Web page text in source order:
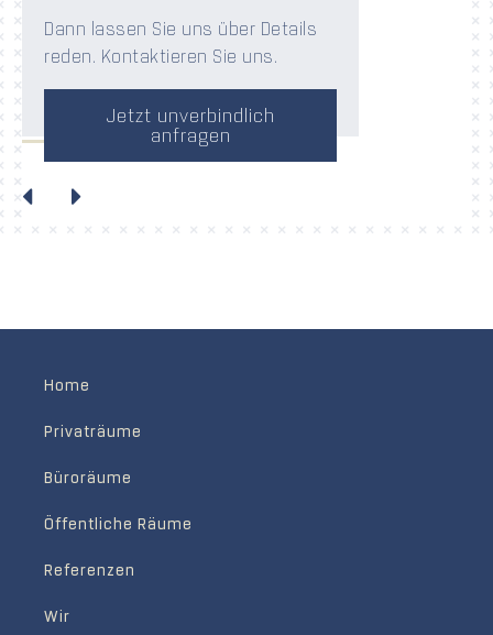
Dann lassen Sie uns über Details
reden. Kontaktieren Sie uns.
Jetzt unverbindlich
anfragen
Home
Privaträume
Büroräume
Öffentliche Räume
Referenzen
Wir